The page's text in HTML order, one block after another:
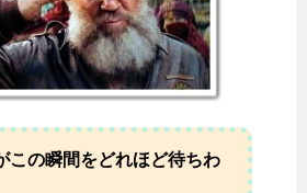
この瞬間をどれほど待ちわ